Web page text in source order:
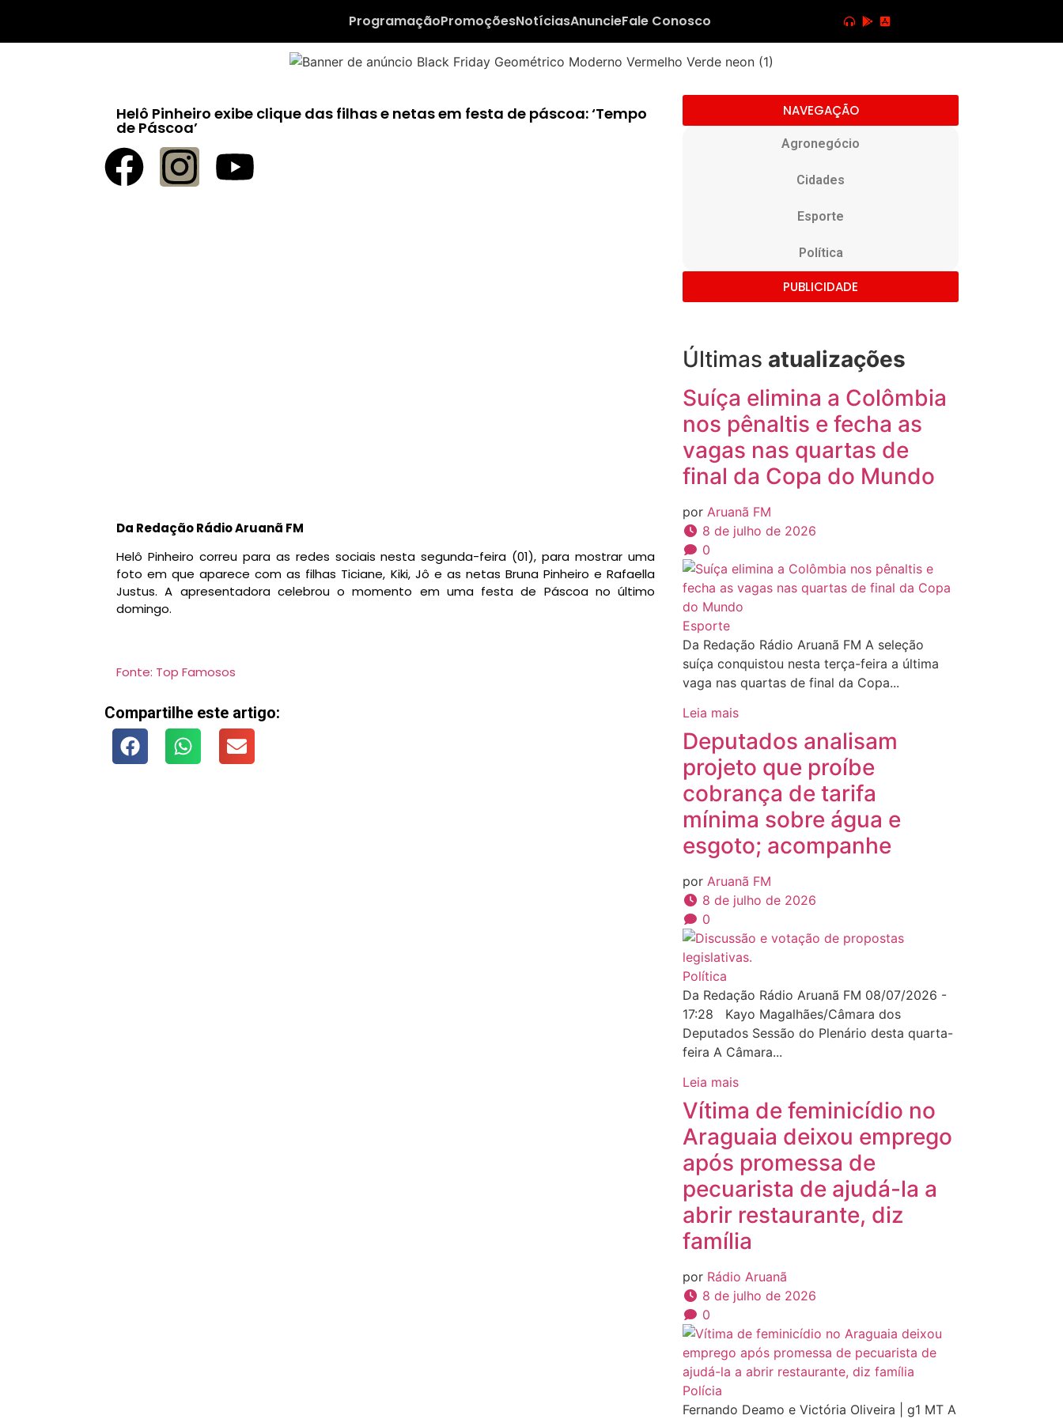
ProgramaçãoPromoçõesNotíciasAnuncieFale Conosco
Helô Pinheiro exibe clique das filhas e netas em festa de páscoa: ‘Tempo
de Páscoa’
Da Redação Rádio Aruanã FM
Helô Pinheiro correu para as redes sociais nesta segunda-feira (01), para mostrar uma
foto em que aparece com as filhas Ticiane, Kiki, Jô e as netas Bruna Pinheiro e Rafaella
Justus. A apresentadora celebrou o momento em uma festa de Páscoa no último
domingo.
Fonte: Top Famosos
Compartilhe este artigo:
NAVEGAÇÃO
Agronegócio
Cidades
Esporte
Política
PUBLICIDADE
Últimas atualizações
Suíça elimina a Colômbia
nos pênaltis e fecha as
vagas nas quartas de
final da Copa do Mundo
por Aruanã FM
8 de julho de 2026
0
Esporte
Da Redação Rádio Aruanã FM A seleção
suíça conquistou nesta terça-feira a última
vaga nas quartas de final da Copa...
Leia mais
Deputados analisam
projeto que proíbe
cobrança de tarifa
mínima sobre água e
esgoto; acompanhe
por Aruanã FM
8 de julho de 2026
0
Política
Da Redação Rádio Aruanã FM 08/07/2026 -
17:28 Kayo Magalhães/Câmara dos
Deputados Sessão do Plenário desta quarta-
feira A Câmara...
Leia mais
Vítima de feminicídio no
Araguaia deixou emprego
após promessa de
pecuarista de ajudá-la a
abrir restaurante, diz
família
por Rádio Aruanã
8 de julho de 2026
0
Polícia
Fernando Deamo e Victória Oliveira | g1 MT A